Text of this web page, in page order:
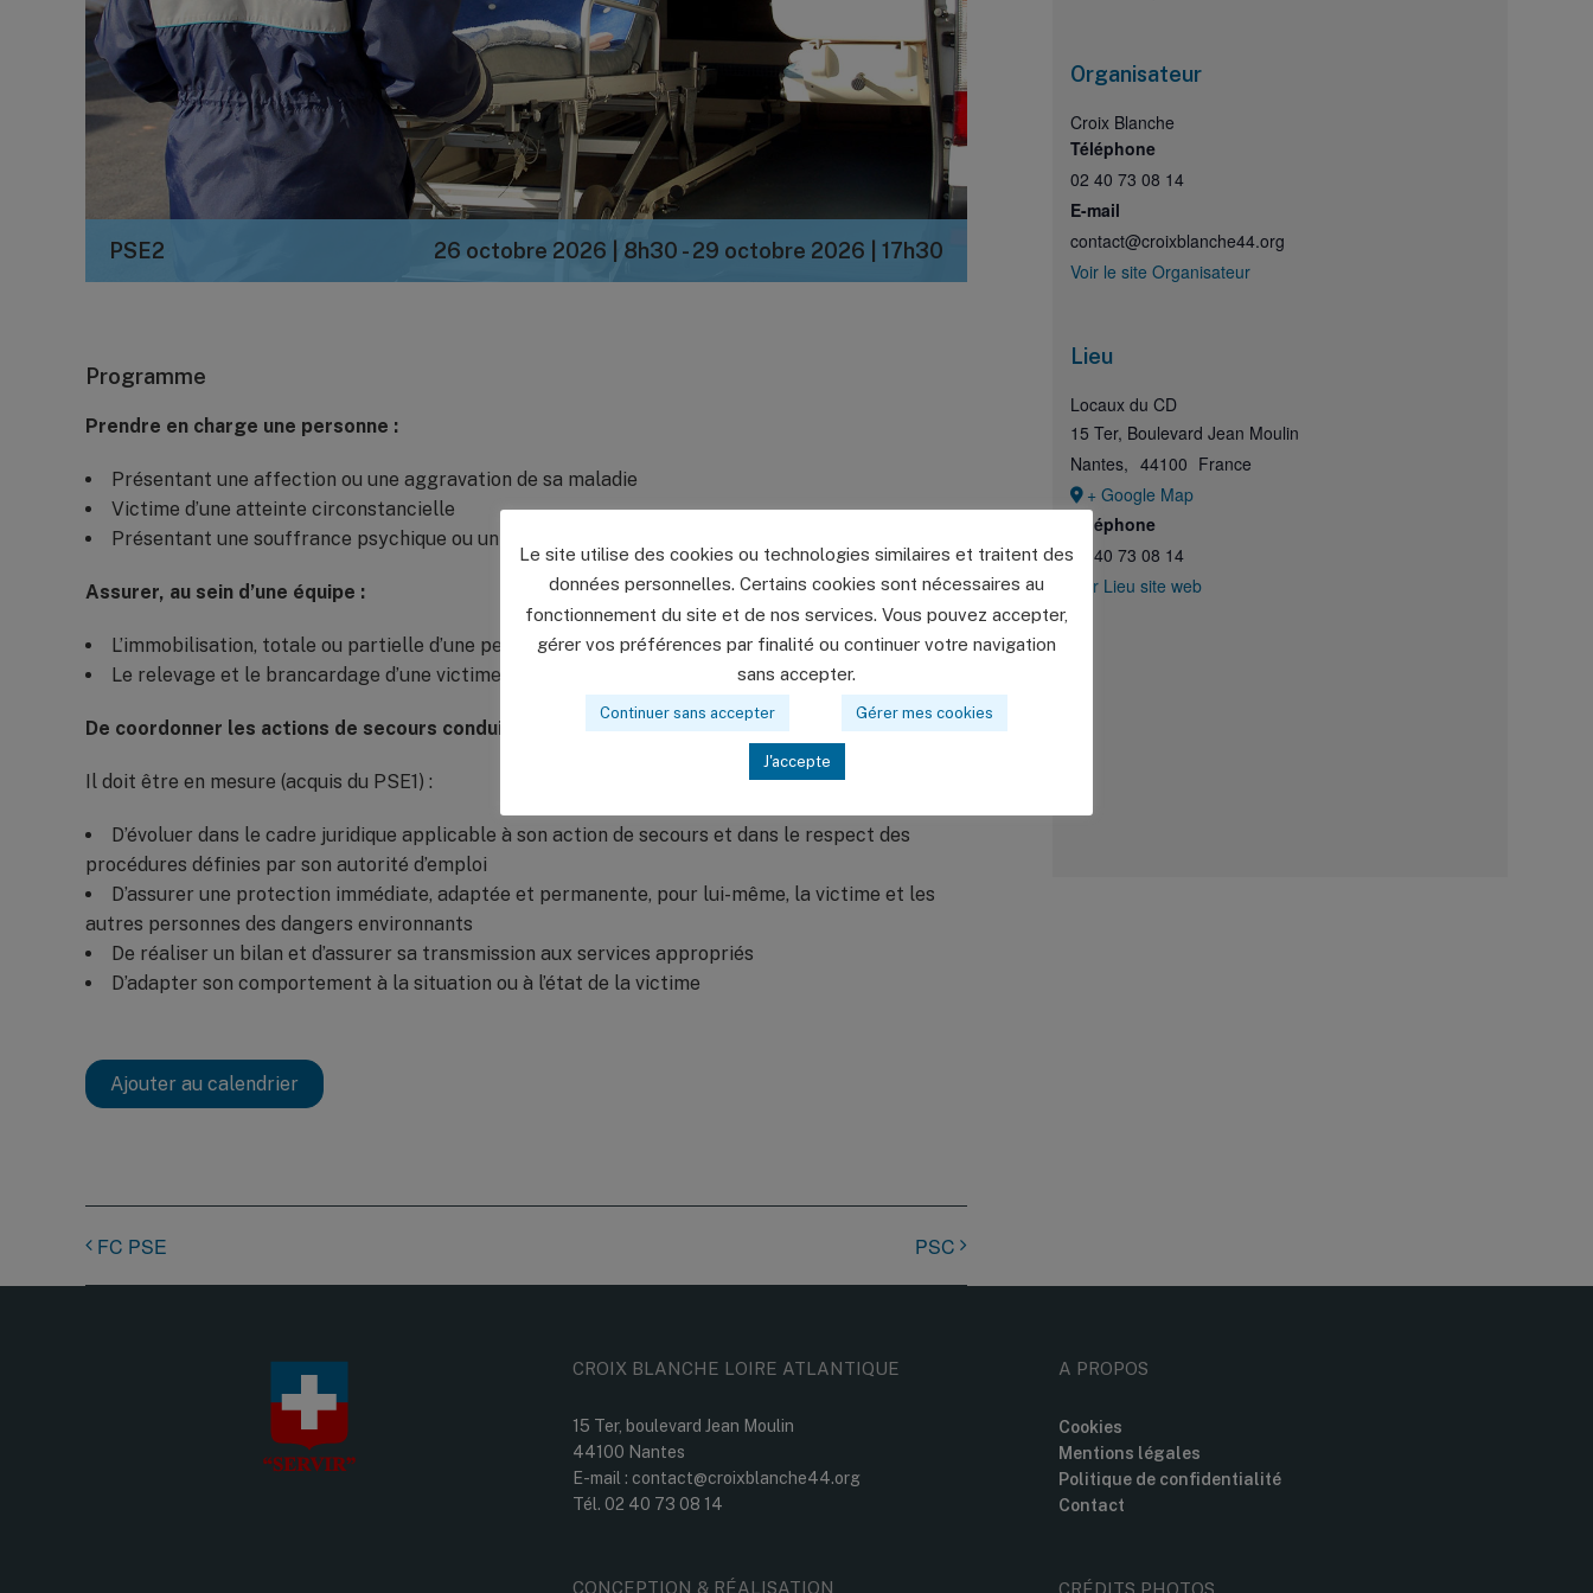
PSE2 26 octobre 2026 | 8h30 -29 octobre 2026 | 17h30
Programme
Prendre en charge une personne :
Présentant une affection ou une aggravation de sa maladie
Victime d’une atteinte circonstancielle
Présentant une souffrance psychique ou un comportement inhabituel
Assurer, au sein d’une équipe :
L’immobilisation, totale ou partielle d’une personne victime d’un traumatisme du squelette
Le relevage et le brancardage d’une victime en vue de son transport
De coordonner les actions de secours conduites au sein d’une équipe.
Il doit être en mesure (acquis du PSE1) :
D’évoluer dans le cadre juridique applicable à son action de secours et dans le respect des
procédures définies par son autorité d’emploi
D’assurer une protection immédiate, adaptée et permanente, pour lui-même, la victime et les
autres personnes des dangers environnants
De réaliser un bilan et d’assurer sa transmission aux services appropriés
D’adapter son comportement à la situation ou à l’état de la victime
Ajouter au calendrier
FC PSE PSC
Organisateur
Croix Blanche
Téléphone
02 40 73 08 14
E-mail
contact@croixblanche44.org
Voir le site Organisateur
Lieu
Locaux du CD
15 Ter, Boulevard Jean Moulin
Nantes, 44100 France
+ Google Map
Téléphone
02 40 73 08 14
Voir Lieu site web
CROIX BLANCHE LOIRE ATLANTIQUE
15 Ter, boulevard Jean Moulin
44100 Nantes
E-mail : contact@croixblanche44.org
Tél. 02 40 73 08 14
CONCEPTION & RÉALISATION
A PROPOS
Cookies
Mentions légales
Politique de confidentialité
Contact
CRÉDITS PHOTOS
Le site utilise des cookies ou technologies similaires et traitent des
données personnelles. Certains cookies sont nécessaires au
fonctionnement du site et de nos services. Vous pouvez accepter,
gérer vos préférences par finalité ou continuer votre navigation
sans accepter.
Continuer sans accepter Gérer mes cookies
J'accepte